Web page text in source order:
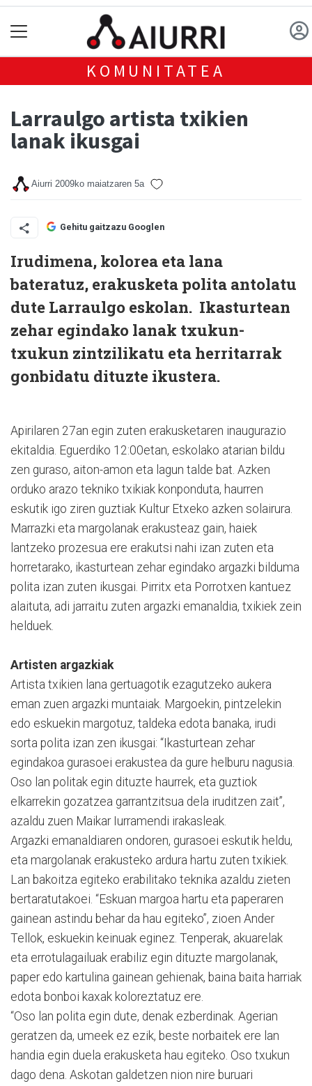
KOMUNITATEA
Larraulgo artista txikien
lanak ikusgai
Aiurri 2009ko maiatzaren 5a
Gehitu gaitzazu Googlen
Irudimena, kolorea eta lana
bateratuz, erakusketa polita antolatu
dute Larraulgo eskolan. Ikasturtean
zehar egindako lanak txukun-
txukun zintzilikatu eta herritarrak
gonbidatu dituzte ikustera.
Apirilaren 27an egin zuten erakusketaren inaugurazio
ekitaldia. Eguerdiko 12:00etan, eskolako atarian bildu
zen guraso, aiton-amon eta lagun talde bat. Azken
orduko arazo tekniko txikiak konponduta, haurren
eskutik igo ziren guztiak Kultur Etxeko azken solairura.
Marrazki eta margolanak erakusteaz gain, haiek
lantzeko prozesua ere erakutsi nahi izan zuten eta
horretarako, ikasturtean zehar egindako argazki bilduma
polita izan zuten ikusgai. Pirritx eta Porrotxen kantuez
alaituta, adi jarraitu zuten argazki emanaldia, txikiek zein
helduek.
Artisten argazkiak
Artista txikien lana gertuagotik ezagutzeko aukera
eman zuen argazki muntaiak. Margoekin, pintzelekin
edo eskuekin margotuz, taldeka edota banaka, irudi
sorta polita izan zen ikusgai: “Ikasturtean zehar
egindakoa gurasoei erakustea da gure helburu nagusia.
Oso lan politak egin dituzte haurrek, eta guztiok
elkarrekin gozatzea garrantzitsua dela iruditzen zait”,
azaldu zuen Maikar Iurramendi irakasleak.
Argazki emanaldiaren ondoren, gurasoei eskutik heldu,
eta margolanak erakusteko ardura hartu zuten txikiek.
Lan bakoitza egiteko erabilitako teknika azaldu zieten
bertaratutakoei. “Eskuan margoa hartu eta paperaren
gainean astindu behar da hau egiteko”, zioen Ander
Tellok, eskuekin keinuak eginez. Tenperak, akuarelak
eta errotulagailuak erabiliz egin dituzte margolanak,
paper edo kartulina gainean gehienak, baina baita harriak
edota bonboi kaxak koloreztatuz ere.
“Oso lan polita egin dute, denak ezberdinak. Agerian
geratzen da, umeek ez ezik, beste norbaitek ere lan
handia egin duela erakusketa hau egiteko. Oso txukun
dago dena. Askotan galdetzen nion nire buruari